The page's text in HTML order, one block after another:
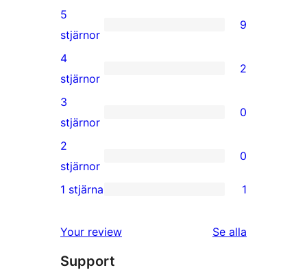
9
5-
stjärniga
recensioner
5
stjärnor
9
2
4-
stjärniga
recensioner
4
stjärnor
2
0
3-
stjärniga
recensioner
3
stjärnor
0
0
2-
recensioner
2
stjärnor
0
stjärnig
recension
1 stjärna 1
Your review Se alla
Support